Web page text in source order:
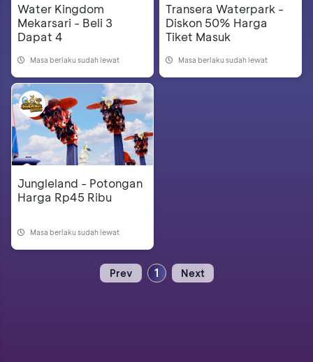
Water Kingdom
Mekarsari - Beli 3
Dapat 4
Masa berlaku sudah lewat
Transera Waterpark -
Diskon 50% Harga
Tiket Masuk
Masa berlaku sudah lewat
Jungleland - Potongan
Harga Rp45 Ribu
Masa berlaku sudah lewat
1